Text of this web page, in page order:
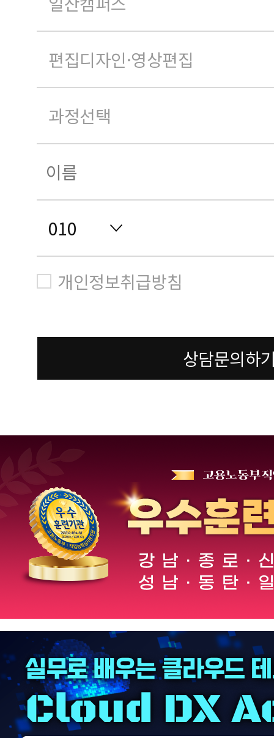
개인정보취급방침
상담문의하